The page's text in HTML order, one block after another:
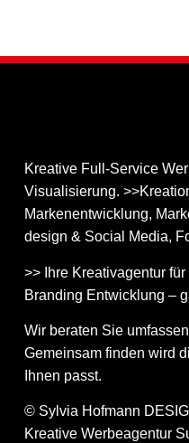
Kreative Full-Service
Visualisierung.
Markenentwicklung,
design & Social Media,
>> Ihre Kreativagentur
Branding Entwicklung –
Wir beraten Sie
Gemeinsam finden wird
Ihnen passt.
© Sylvia Hofmann
Kreative Werbeagentur